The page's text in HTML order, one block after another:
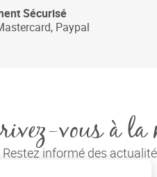
Sécurisé
Paypal
vous à la
Restez informé des